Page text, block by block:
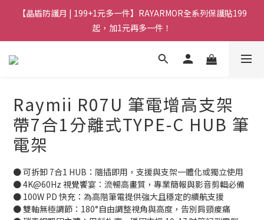
【晶盾防護月 | 199+1元多一件】RAYARMOR全系列保護貼199
起，加1元再多一件！
Raymii R07U 筆電增高支架
帶7合1分離式TYPE-C HUB 筆
電架
● 可拆卸 7合1 HUB：隨插即用，支援與支架一體化或獨立使用
● 4K@60Hz 視覺饗宴：流暢高畫質，專業簡報與影音剪輯必備
● 100W PD 快充：為高階筆電提供強大且穩定的續航支援
● 雙軸無極調節：180°自由調整視角與高度，告別肩頸痠痛